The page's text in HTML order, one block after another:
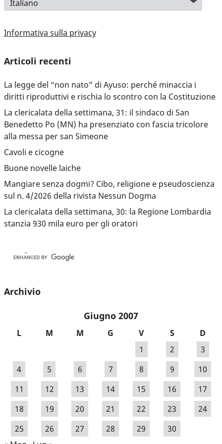
Informativa sulla privacy
Articoli recenti
La legge del “non nato” di Ayuso: perché minaccia i
diritti riproduttivi e rischia lo scontro con la Costituzione
La clericalata della settimana, 31: il sindaco di San
Benedetto Po (MN) ha presenziato con fascia tricolore
alla messa per san Simeone
Cavoli e cicogne
Buone novelle laiche
Mangiare senza dogmi? Cibo, religione e pseudoscienza
sul n. 4/2026 della rivista Nessun Dogma
La clericalata della settimana, 30: la Regione Lombardia
stanzia 930 mila euro per gli oratori
Archivio
Giugno 2007
L M M G V S
D
1
2
3
4
5 6 7 8 9
10
11
12 13 14 15 16
17
18
19 20 21 22 23
24
25
26 27 28 29
30